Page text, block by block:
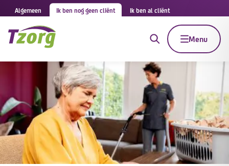
Algemeen Ik ben nog geen cliënt Ik ben al cliënt
Menu